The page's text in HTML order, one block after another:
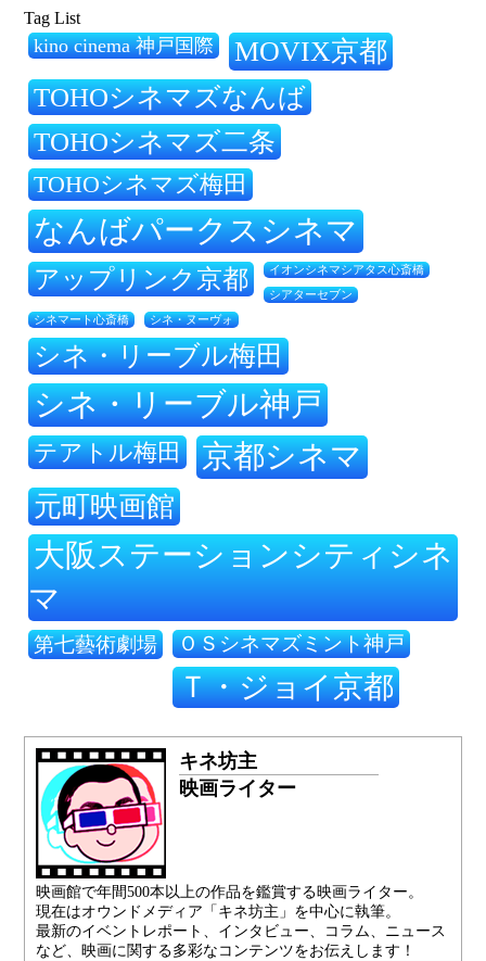
Tag List
kino cinema 神戸国際 MOVIX京都
TOHOシネマズなんば
TOHOシネマズ二条
TOHOシネマズ梅田
なんばパークスシネマ
アップリンク京都 イオンシネマシアタス心斎橋
シアターセブン
シネマート心斎橋 シネ・ヌーヴォ
シネ・リーブル梅田
シネ・リーブル神戸
テアトル梅田 京都シネマ
元町映画館
大阪ステーションシティシネ
マ
第七藝術劇場 ＯＳシネマズミント神戸
Ｔ・ジョイ京都
キネ坊主
映画ライター
映画館で年間500本以上の作品を鑑賞する映画ライター。
現在はオウンドメディア「キネ坊主」を中心に執筆。
最新のイベントレポート、インタビュー、コラム、ニュース
など、映画に関する多彩なコンテンツをお伝えします！